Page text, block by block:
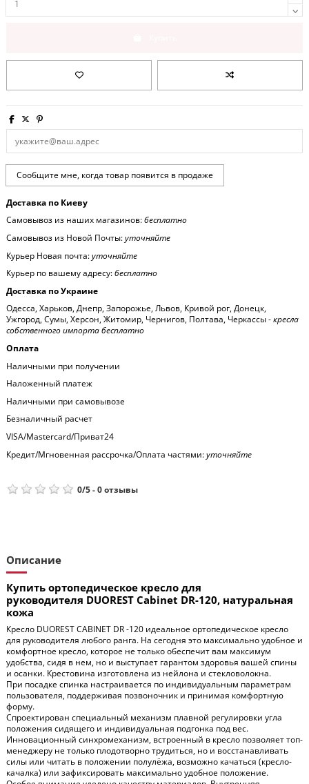
Доставка по Киеву
Самовывоз из наших магазинов:бесплатно
Самовывоз из Новой Почты:уточняйте
Курьер Новая почта:уточняйте
Курьер по вашему адресу:бесплатно
Доставка по Украине
Одесса, Харьков, Днепр, Запорожье, Львов, Кривой рог, Донецк,
Ужгород, Сумы, Херсон, Житомир, Чернигов, Полтава, Черкассы -кресла
собственного импорта бесплатно
Оплата
Наличными при получении
Наложенный платеж
Наличными при самовывозе
Безналичный расчет
VISA/Mastercard/Приват24
Кредит/Мгновенная рассрочка/Оплата частями:уточняйте
0/5-0отзывы
Описание
Купить ортопедическое кресло для
руководителя DUOREST Cabinet DR-120, натуральная
кожа
Кресло DUOREST CABINET DR -120 идеальное ортопедическое кресло
для руководителя любого ранга. На сегодня это максимально удобное и
комфортное кресло, которое не только обеспечит вам максимум
удобства, сидя в нем, но и выступает гарантом здоровья вашей спины
и осанки. Крестовина изготовлена из нейлона и стекловолокна.
При посадке спинка настраивается по индивидуальным параметрам
пользователя, поддерживая позвоночник и принимая комфортную
форму.
Спроектирован специальный механизм плавной регулировки угла
положения сидящего и индивидуальная подгонка под вес.
Инновационный синхромеханизм, встроенный в кресло позволяет топ-
менеджеру не только плодотворно трудиться, но и восстанавливать
силы или читать в положении полулёжа, возможно качаться (кресло-
качалка) или зафиксировать максимально удобное положение.